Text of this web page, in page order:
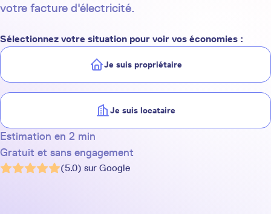
votre facture d'électricité.
Sélectionnez votre situation pour voir vos économies :
Je suis propriétaire
Je suis locataire
Estimation en 2 min
Gratuit et sans engagement
(5.0) sur Google